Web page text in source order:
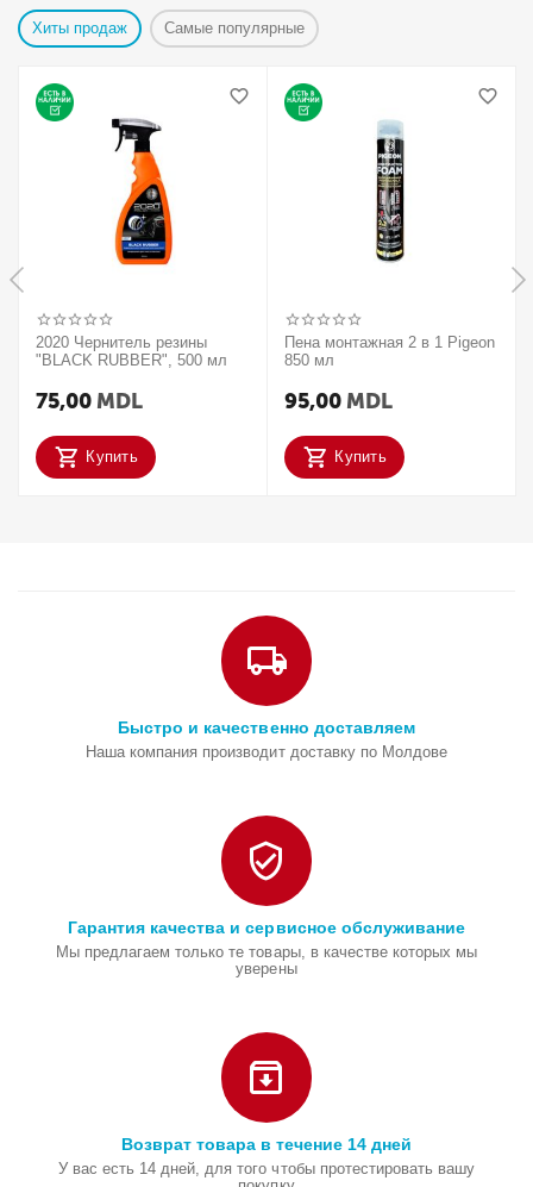
Хиты продаж Самые популярные
2020 Чернитель резины
"BLACK RUBBER", 500 мл
75,00 MDL
Купить
Пена монтажная 2 в 1 Pigeon
850 мл
95,00 MDL
Купить
Быстро и качественно доставляем
Наша компания производит доставку по Молдове
Гарантия качества и сервисное обслуживание
Мы предлагаем только те товары, в качестве которых мы
уверены
Возврат товара в течение 14 дней
У вас есть 14 дней, для того чтобы протестировать вашу